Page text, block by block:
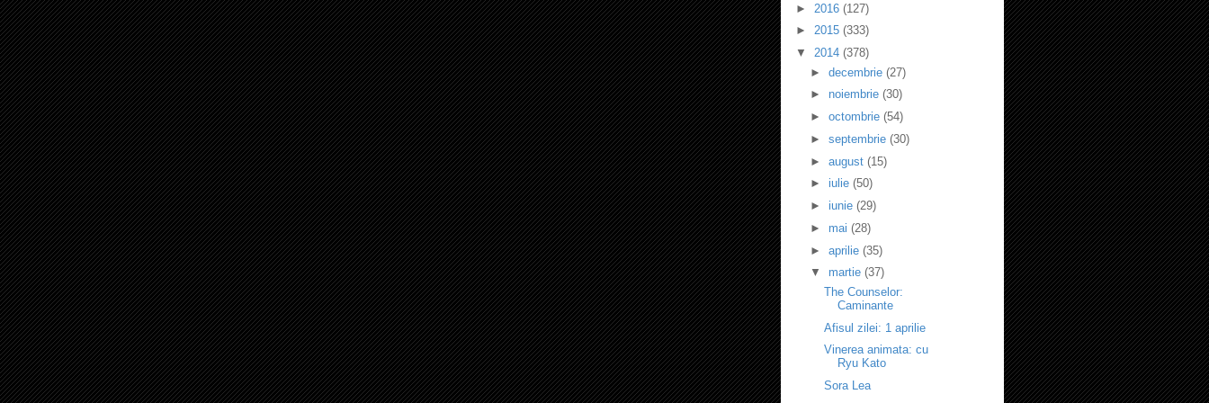
► 2016 (127)
► 2015 (333)
▼ 2014 (378)
► decembrie (27)
► noiembrie (30)
► octombrie (54)
► septembrie (30)
► august (15)
► iulie (50)
► iunie (29)
► mai (28)
► aprilie (35)
▼ martie (37)
The Counselor:
Caminante
Afisul zilei: 1 aprilie
Vinerea animata: cu
Ryu Kato
Sora Lea